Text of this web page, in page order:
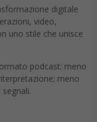
digitale
video,
uno stile che unisce
podcast: meno
meno